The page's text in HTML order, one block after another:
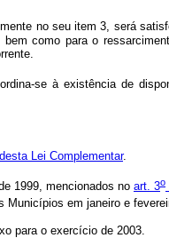
no seu item 3, será
como para o
se à existência de
Lei Complementar.
1999, mencionados no art. 3o
em janeiro e
para o exercício de 2003.